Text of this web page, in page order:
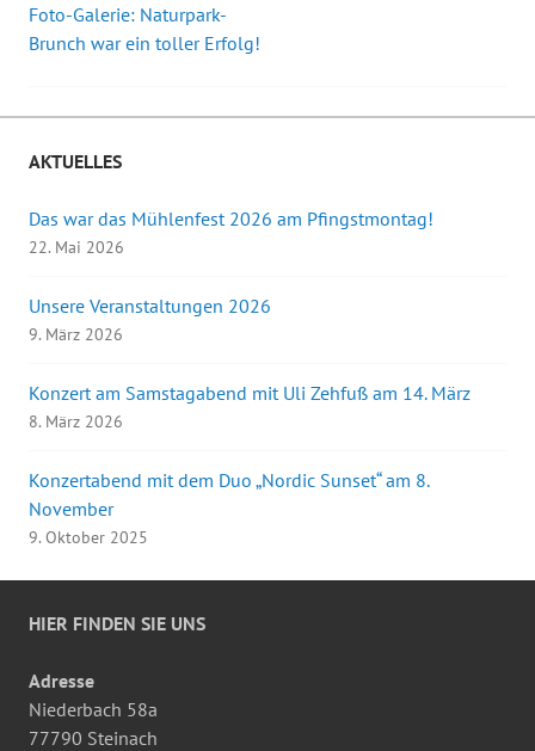
Beitrags-
Foto-Galerie: Naturpark-
Brunch war ein toller Erfolg!
AKTUELLES
Das war das Mühlenfest 2026 am Pfingstmontag!
22. Mai 2026
Unsere Veranstaltungen 2026
9. März 2026
Konzert am Samstagabend mit Uli Zehfuß am 14. März
8. März 2026
Konzertabend mit dem Duo „Nordic Sunset“ am 8.
November
9. Oktober 2025
HIER FINDEN SIE UNS
Adresse
Niederbach 58a
77790 Steinach